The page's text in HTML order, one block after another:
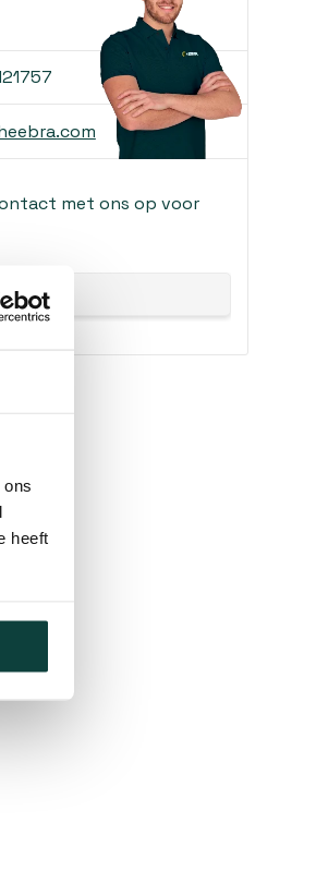
heeft
met ons op voor